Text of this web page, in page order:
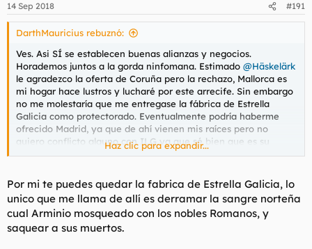
e
s
14 Sep 2018 #191
DarthMauricius rebuznó:
Ves. Asi SÍ se establecen buenas alianzas y negocios.
Horademos juntos a la gorda ninfomana. Estimado @Häskelärk
le agradezco la oferta de Coruña pero la rechazo, Mallorca es
mi hogar hace lustros y lucharé por este arrecife. Sin embargo
no me molestaría que me entregase la fábrica de Estrella
Galicia como protectorado. Eventualmente podría haberme
ofrecido Madrid, ya que de ahí vienen mis raíces pero no
quiero conflicto alguno con ILG ya que sé bien que es su
feudo.
Por suerte las intenciones de @ARKAN
son buenas, aunque le
pierden un poco las formas.
Haz clic para expandir...
Por mi te puedes quedar la fabrica de Estrella Galicia, lo
unico que me llama de allí es derramar la sangre norteña
cual Arminio mosqueado con los nobles Romanos, y
saquear a sus muertos.